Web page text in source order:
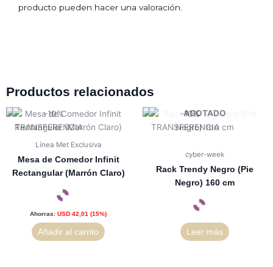
producto pueden hacer una valoración.
Productos relacionados
Línea Met Exclusiva
Mesa de Comedor Infinit
Rectangular (Marrón Claro)
Ahorras: USD 42,01 (15%)
Añadir al carrito
AGOTADO
cyber-week
Rack Trendy Negro (Pie
Negro) 160 cm
Leer más